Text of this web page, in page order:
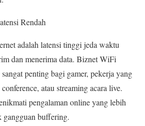
Rendah
adalah latensi tinggi jeda waktu
dan menerima data. Biznet WiFi
penting bagi gamer, pekerja yang
atau streaming acara live.
pengalaman online yang lebih
gangguan buffering.